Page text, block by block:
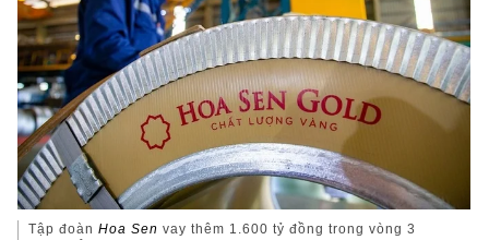
Tập đoànHoa Sen vay thêm 1.600 tỷ đồng trong vòng 3